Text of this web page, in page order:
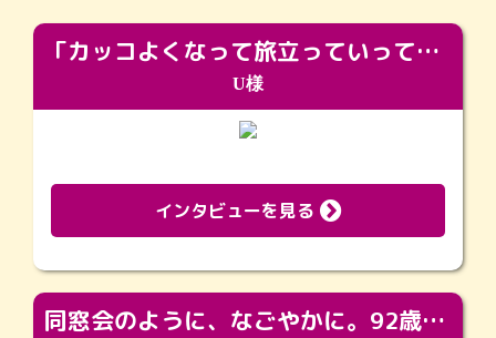
「カッコよくなって旅立っていってくれました（笑）もっとカッコいいって言ってあげればよかったな」
U様
インタビューを見る
同窓会のように、なごやかに。92歳の旅立ちを彩った、再会と感謝の場